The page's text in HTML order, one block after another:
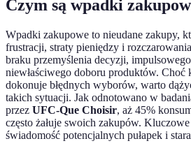
Czym są wpadki
Wpadki zakupowe to nieudane zakupy,
frustracji, straty pieniędzy i
braku przemyślenia decyzji,
niewłaściwego doboru produktów. Choć
dokonuje błędnych wyborów, warto
takich sytuacji. Jak odnotowano w
przez UFC-Que Choisir, aż 45%
często żałuje swoich zakupów.
świadomość potencjalnych pułapek i